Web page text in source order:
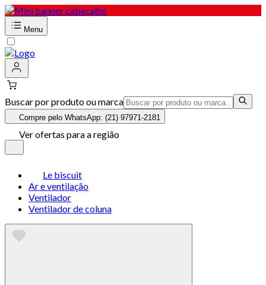
Menu
Buscar por produto ou marca
Compre pelo WhatsApp: (21) 97971-2181
Ver ofertas para a região
Le biscuit
Ar e ventilação
Ventilador
Ventilador de coluna